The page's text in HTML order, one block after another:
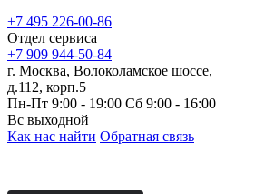
+7 495 226-00-86
Отдел сервиса
+7 909 944-50-84
г. Москва, Волоколамское шоссе,
д.112, корп.5
Пн-Пт 9:00 - 19:00 Сб 9:00 - 16:00
Вс выходной
Как нас найти Обратная связь